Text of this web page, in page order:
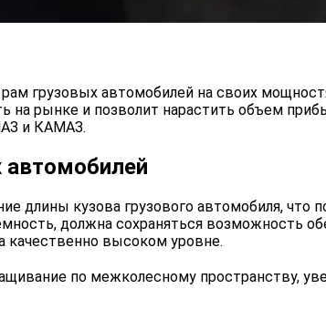
грузовых автомобилей на своих
на рынке и позволит нарастить объем
и КАМАЗ.
автомобилей
длины кузова грузового автомобиля, что
должна сохраняться возможность
качественно высоком уровне.
по межколесному пространству,